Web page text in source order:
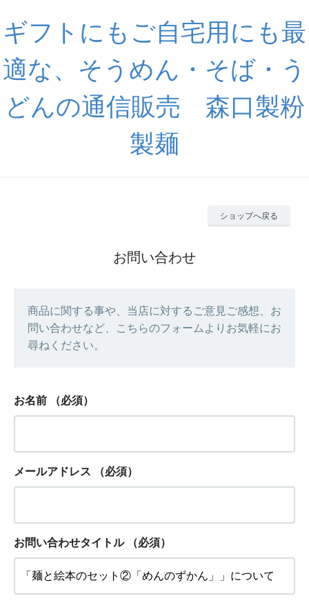
ギフトにもご自宅用にも最
適な、そうめん・そば・う
どんの通信販売 森口製粉
製麺
ショップへ戻る
お問い合わせ
商品に関する事や、当店に対するご意見ご感想、お
問い合わせなど、こちらのフォームよりお気軽にお
尋ねください。
お名前 （必須）
メールアドレス （必須）
お問い合わせタイトル （必須）